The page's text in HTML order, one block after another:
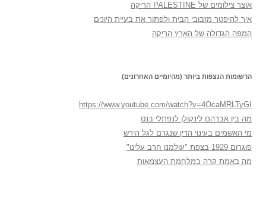
אוצר צילומים של PALESTINE הריקה
איך להיפטר מזבובי הבית ולפתור את בעיית היונים
המפה הגדולה של הארץ הריקה
הרשומות הנצפות ביותר (מהיומיים האחרונים)
https://www.youtube.com/watch?v=4OcaMRLTyGI
מה בין אברהם לינקולן לנפתלי בנט
מי האשמים בעינוי הדין שנגרם לגל הירש
פוגרום 1929 בצפת "עולמנו חרב עלינו"
מה באמת קרה במלחמת העצמאות